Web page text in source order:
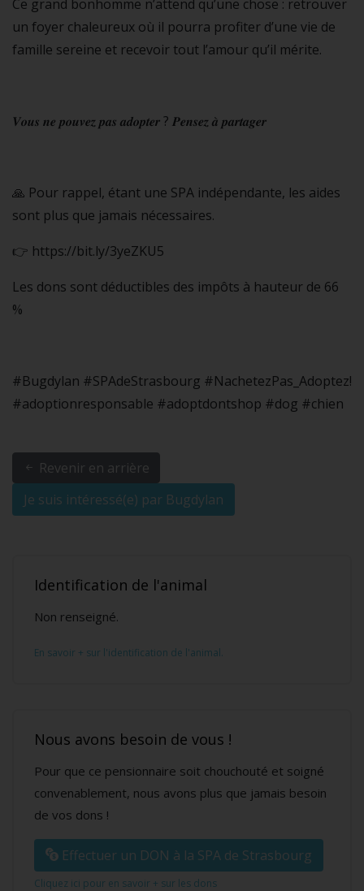
Identification de l'animal
Non renseigné.
En savoir + sur l'identification de l'animal.
Nous avons besoin de vous !
Pour que ce pensionnaire soit chouchouté et soigné
convenablement, nous avons plus que jamais besoin
de vos dons !
Effectuer un DON à la SPA de Strasbourg
Cliquez ici pour en savoir + sur les dons
Ce grand bonhomme n’attend qu’une chose : retrouver
un foyer chaleureux où il pourra profiter d’une vie de
famille sereine et recevoir tout l’amour qu’il mérite.
𝑽𝒐𝒖𝒔 𝒏𝒆 𝒑𝒐𝒖𝒗𝒆𝒛 𝒑𝒂𝒔 𝒂𝒅𝒐𝒑𝒕𝒆𝒓 ? 𝑷𝒆𝒏𝒔𝒆𝒛 𝒂̀ 𝒑𝒂𝒓𝒕𝒂𝒈𝒆𝒓
🙏 Pour rappel, étant une SPA indépendante, les aides
sont plus que jamais nécessaires.
👉 https://bit.ly/3yeZKU5
Les dons sont déductibles des impôts à hauteur de 66
%
#Bugdylan #SPAdeStrasbourg #NachetezPas_Adoptez!
#adoptionresponsable #adoptdontshop #dog #chien
Revenir en arrière
Je suis intéressé(e) par Bugdylan